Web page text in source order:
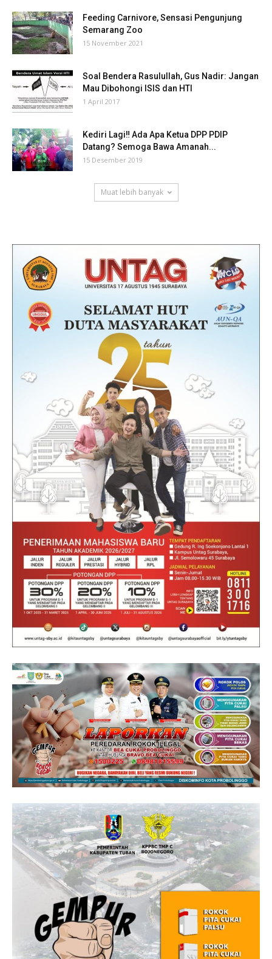
Feeding Carnivore, Sensasi Pengunjung
Semarang Zoo
15 November 2021
Soal Bendera Rasulullah, Gus Nadir: Jangan
Mau Dibohongi ISIS dan HTI
1 April 2017
Kediri Lagi‼ Ada Apa Ketua DPP PDIP
Datang? Semoga Bawa Amanah...
15 Desember 2019
Muat lebih banyak